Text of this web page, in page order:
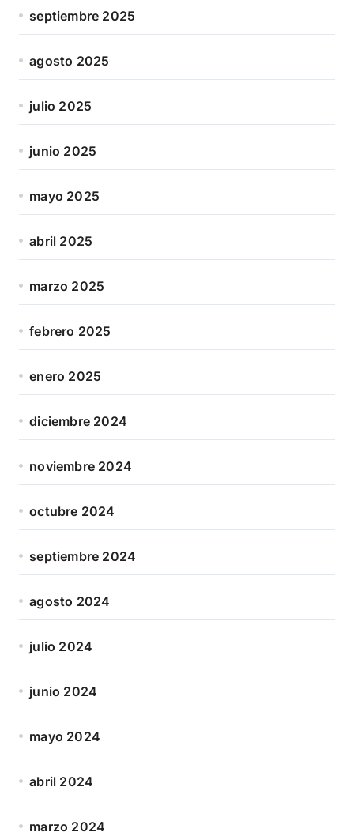
septiembre 2025
agosto 2025
julio 2025
junio 2025
mayo 2025
abril 2025
marzo 2025
febrero 2025
enero 2025
diciembre 2024
noviembre 2024
octubre 2024
septiembre 2024
agosto 2024
julio 2024
junio 2024
mayo 2024
abril 2024
marzo 2024